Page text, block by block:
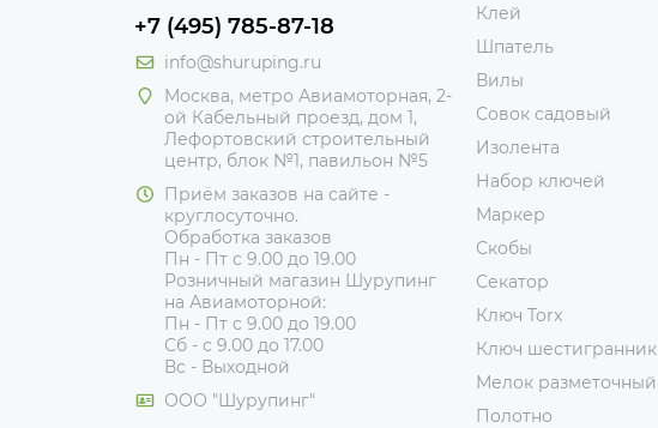
+7 (495) 785-87-18
info@shuruping.ru
Москва, метро Авиамоторная, 2-
ой Кабельный проезд, дом 1,
Лефортовский строительный
центр, блок №1, павильон №5
Приём заказов на сайте -
круглосуточно.
Обработка заказов
Пн - Пт с 9.00 до 19.00
Розничный магазин Шурупинг
на Авиамоторной:
Пн - Пт с 9.00 до 19.00
Сб - с 9.00 до 17.00
Вс - Выходной
ООО "Шурупинг"
Клей
Шпатель
Вилы
Совок садовый
Изолента
Набор ключей
Маркер
Скобы
Секатор
Ключ Torx
Ключ шестигранник
Мелок разметочный
Полотно